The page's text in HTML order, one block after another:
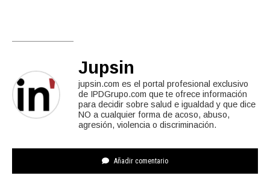
Jupsin
jupsin.com es el portal profesional exclusivo
de IPDGrupo.com que te ofrece información
para decidir sobre salud e igualdad y que dice
NO a cualquier forma de acoso, abuso,
agresión, violencia o discriminación.
Añadir comentario